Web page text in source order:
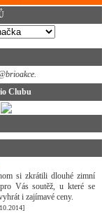
Clubu
si zkrátili dlouhé zimní
Vás soutěž, u které se
i zajímavé ceny.